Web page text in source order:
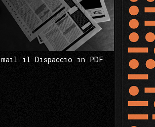
il Dispaccio in PDF